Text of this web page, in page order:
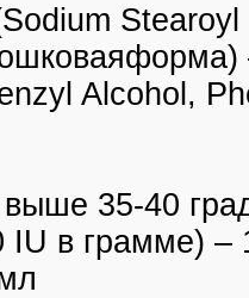
Alcohol,
35-40
IU в грамме) –